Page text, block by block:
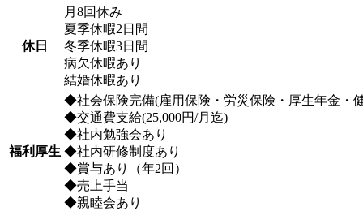
休日
月8回休み
夏季休暇2日間
冬季休暇3日間
病欠休暇あり
結婚休暇あり
福利厚生
◆社会保険完備(雇用保険・労災保険・厚生年金・
◆交通費支給(25,000円/月迄)
◆社内勉強会あり
◆社内研修制度あり
◆賞与あり（年2回）
◆売上手当
◆親睦会あり